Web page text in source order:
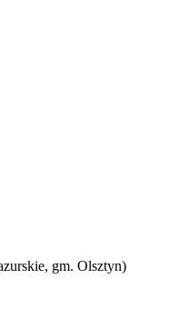
gm. Olsztyn)